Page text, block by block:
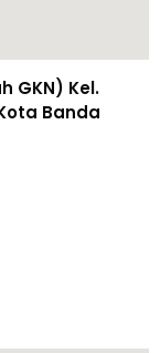
GKN) Kel.
Banda